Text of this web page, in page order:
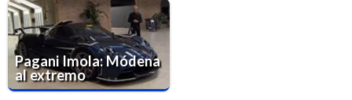
Pagani Imola: Módena
al extremo